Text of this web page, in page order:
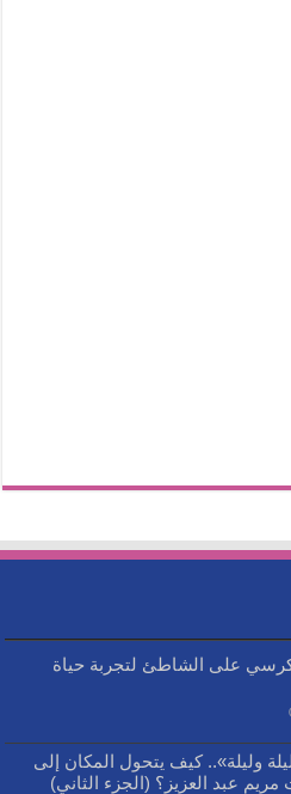
على الشاطئ لتجربة حياة
وليلة».. كيف يتحول المكان إلى
عبد العزيز؟ (الجزء الثاني)